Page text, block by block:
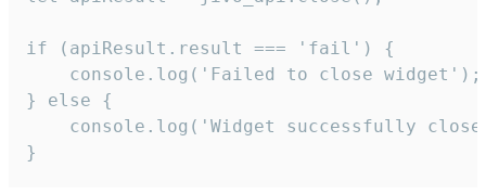
if (apiResult.result === 'fail') {
    console.log('Failed to close widget');
} else {
console.log('Widget successfully
}